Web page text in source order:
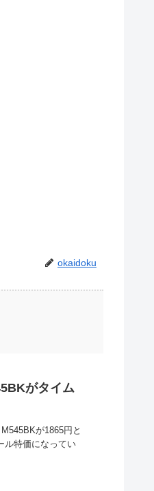
okaidoku
がタイム
が1865円と
ル特価になってい